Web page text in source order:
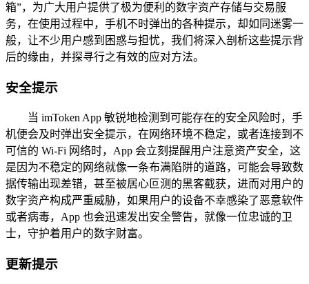
箱”，为广大用户提供了极为便利的数字资产存储与交易服
务，在使用过程中，手机不时弹出的各种提示，却如同迷雾一
般，让不少用户感到困惑与担忧，我们将深入剖析这些提示背
后的缘由，并探寻行之有效的应对方法。
安全提示
当 imToken App 敏锐地检测到可能存在的安全风险时，手
机便会及时弹出安全提示，在网络环境不稳定，或者连接到不
可信的 Wi-Fi 网络时，App 会立刻提醒用户注意资产安全，这
是因为不稳定的网络就像一条布满陷阱的道路，可能会导致数
据传输出现差错，甚至被居心叵测的黑客截获，进而对用户的
数字资产构成严重威胁，如果用户的设备不幸感染了恶意软件
或者病毒，App 也会迅速发出安全警告，就像一位忠诚的卫
士，守护着用户的数字财富。
更新提示